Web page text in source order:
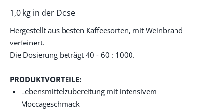
1,0 kg in der Dose
Hergestellt aus besten Kaffeesorten, mit Weinbrand
verfeinert.
Die Dosierung beträgt 40 - 60 : 1000.
PRODUKTVORTEILE:
Lebensmittelzubereitung mit intensivem
Moccageschmack